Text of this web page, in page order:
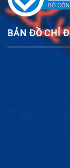
BẢN ĐỒ CHỈ